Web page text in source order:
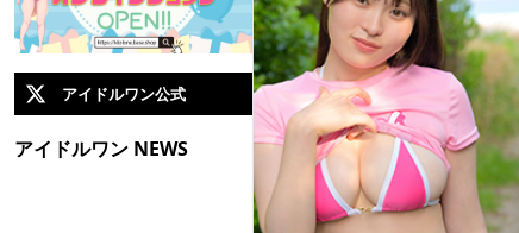
アイドルワン公式
アイドルワン NEWS